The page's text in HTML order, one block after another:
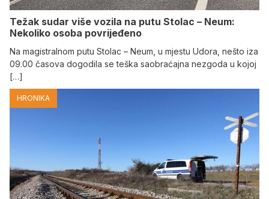
Težak sudar više vozila na putu Stolac – Neum:
Nekoliko osoba povrijeđeno
Na magistralnom putu Stolac – Neum, u mjestu Udora, nešto iza
09.00 časova dogodila se teška saobraćajna nezgoda u kojoj
[…]
HRONIKA